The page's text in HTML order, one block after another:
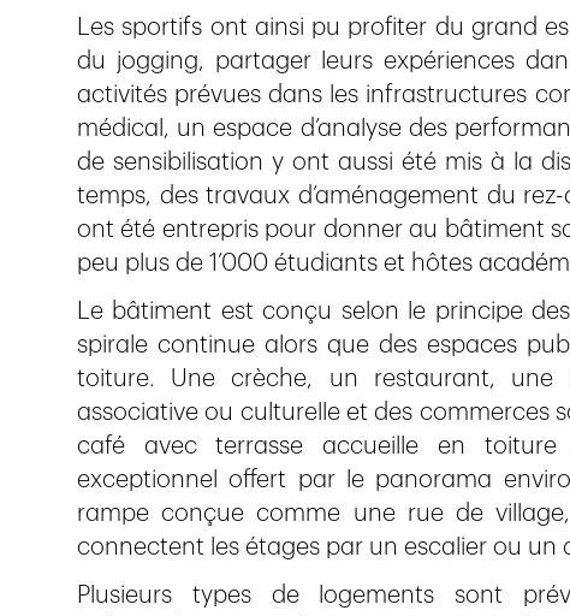
Les sportifs ont ainsi pu profiter du grand
du jogging, partager leurs expériences
activités prévues dans les infrastructures
médical, un espace d’analyse des
de sensibilisation y ont aussi été mis à la
temps, des travaux d’aménagement du
ont été entrepris pour donner au bâtiment
peu plus de 1’000 étudiants et hôtes
Le bâtiment est conçu selon le principe
spirale continue alors que des espaces
toiture. Une crèche, un restaurant, une
associative ou culturelle et des commerces
café avec terrasse accueille en
exceptionnel offert par le panorama
rampe conçue comme une rue de
connectent les étages par un escalier ou un
Plusieurs types de logements sont